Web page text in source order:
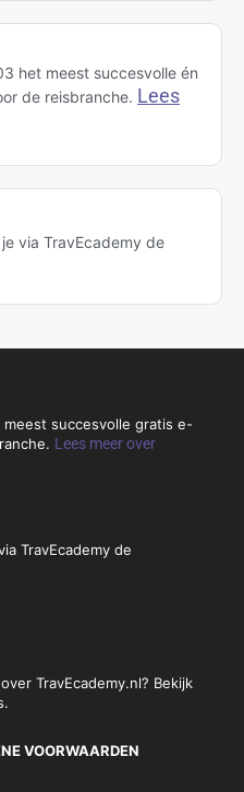
het meest succesvolle én
de reisbranche. Lees
je via TravEcademy de
succesvolle gratis e-
Lees meer over
TravEcademy de
TravEcademy.nl? Bekijk
VOORWAARDEN